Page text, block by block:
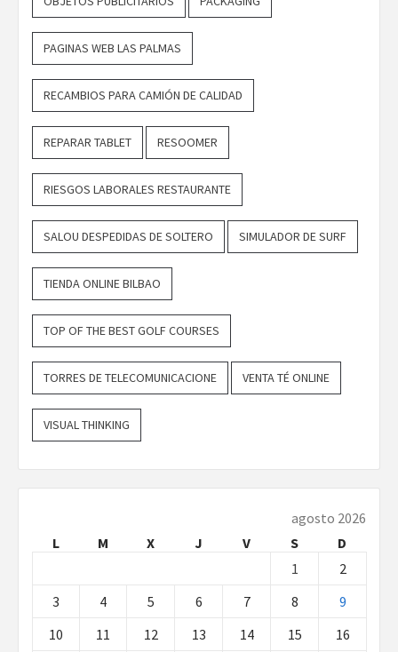
PAGINAS WEB LAS PALMAS
RECAMBIOS PARA CAMIÓN DE CALIDAD
REPARAR TABLET RESOOMER
RIESGOS LABORALES RESTAURANTE
SALOU DESPEDIDAS DE SOLTERO SIMULADOR DE SURF
TIENDA ONLINE BILBAO
TOP OF THE BEST GOLF COURSES
TORRES DE TELECOMUNICACIONE VENTA TÉ ONLINE
VISUAL THINKING
agosto 2026
L
M X J V S
D
1
2
3
4 5 6 7 8
9
10
11 12 13 14 15
16